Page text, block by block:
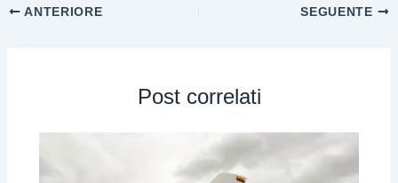
ANTERIORE SEGUENTE
Post correlati